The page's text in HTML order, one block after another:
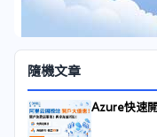
隨機文章
Azure快速